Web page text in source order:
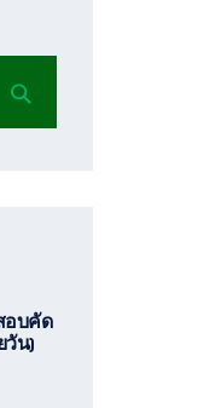
อบคัด
วัน)